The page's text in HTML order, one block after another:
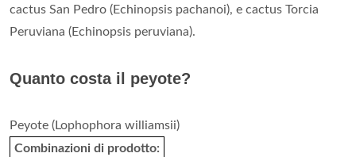
cactus San Pedro (Echinopsis pachanoi), e cactus Torcia
Peruviana (Echinopsis peruviana).
Quanto costa il peyote?
Peyote (Lophophora williamsii)
Combinazioni di prodotto: